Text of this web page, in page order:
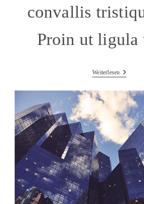
convallis
Proin ut
WeiterlesenVelusce
Luctus